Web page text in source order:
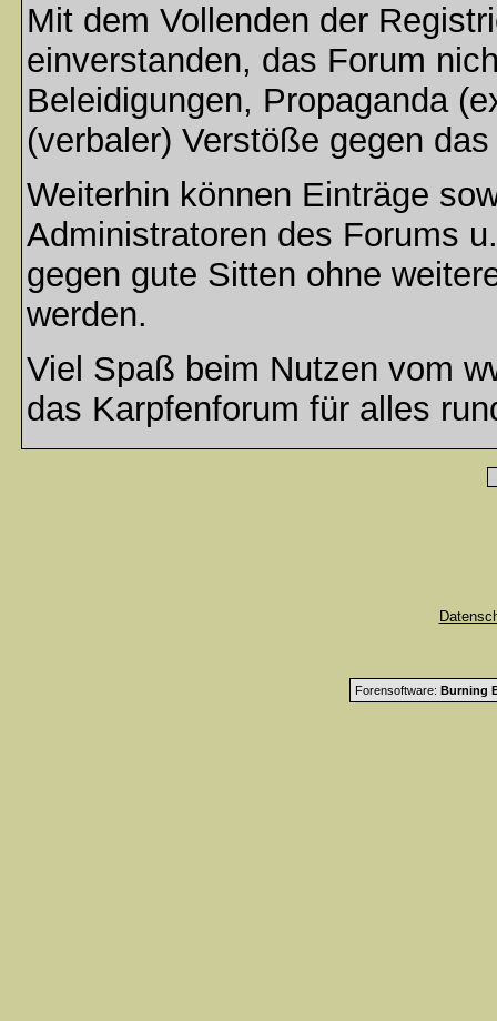
Mit dem Vollenden der
einverstanden, das Forum
Beleidigungen, Propaganda
(verbaler) Verstöße gegen
Weiterhin können Einträge
Administratoren des Forums
gegen gute Sitten ohne
werden.
Viel Spaß beim Nutzen vom
das Karpfenforum für alles
Forensoftware: Burning